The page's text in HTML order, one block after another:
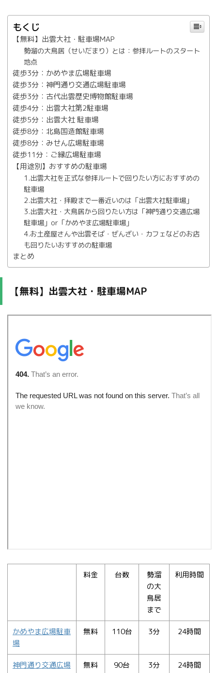
もくじ
【無料】出雲大社・駐車場MAP
勢溜の大鳥居（せいだまり）とは：参拝ルートのスタート
地点
徒歩3分：かめやま広場駐車場
徒歩3分：神門通り交通広場駐車場
徒歩3分：古代出雲歴史博物館駐車場
徒歩4分：出雲大社第2駐車場
徒歩5分：出雲大社 駐車場
徒歩8分：北島国造館駐車場
徒歩8分：みせん広場駐車場
徒歩11分：ご縁広場駐車場
【用途別】おすすめの駐車場
1.出雲大社を正式な参拝ルートで回りたい方におすすめの
駐車場
2.出雲大社・拝殿まで一番近いのは「出雲大社駐車場」
3.出雲大社・大鳥居から回りたい方は「神門通り交通広場
駐車場」or「かめやま広場駐車場」
4.お土産屋さんや出雲そば・ぜんざい・カフェなどのお店
も回りたいおすすめの駐車場
まとめ
【無料】出雲大社・駐車場MAP
料金 台数
勢溜
の大
鳥居
まで
利用時間
かめやま広場駐車
場
無料 110台 3分 24時間
神門通り交通広場
無料 90台 3分 24時間